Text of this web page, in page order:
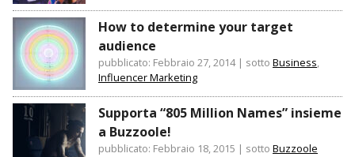
How to determine your target
audience
pubblicato: Febbraio 27, 2014| sotto Business,
Influencer Marketing
Supporta “805 Million Names” insieme
a Buzzoole!
pubblicato: Febbraio 18, 2015 | sotto Buzzoole